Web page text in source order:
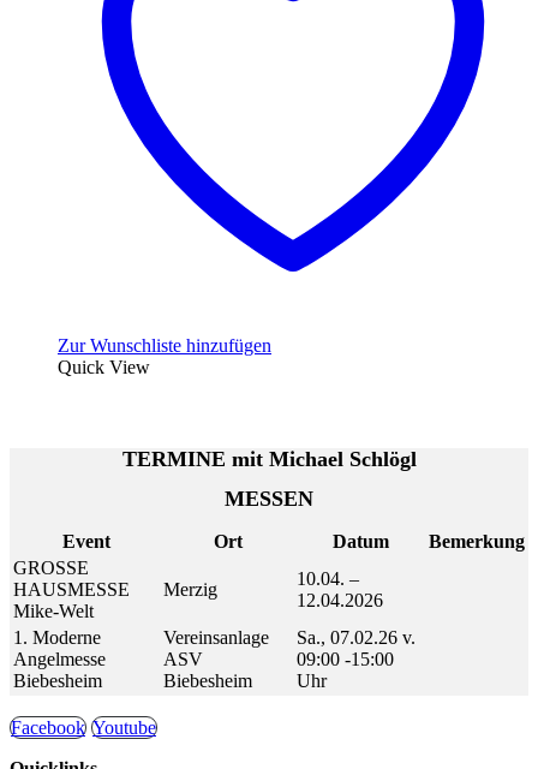
Zur Wunschliste hinzufügen
Quick View
TERMINE mit Michael Schlögl
MESSEN
Event Ort Datum
Bemerkung
GROSSE
HAUSMESSE
Mike-Welt
Merzig
10.04. –
12.04.2026
1. Moderne
Angelmesse
Biebesheim
Vereinsanlage
ASV
Biebesheim
Sa., 07.02.26 v.
09:00 -15:00
Uhr
Facebook Youtube